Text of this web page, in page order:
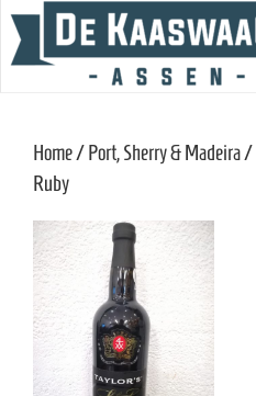
Home/Port, Sherry & Madeira/
Ruby